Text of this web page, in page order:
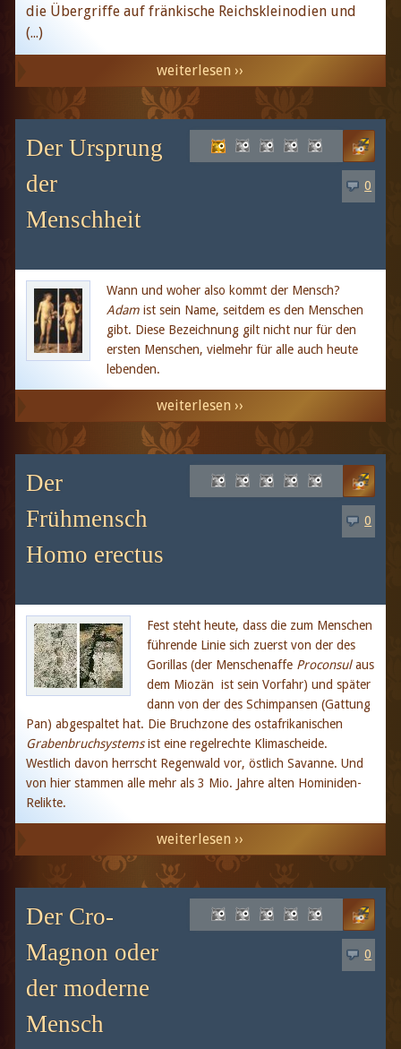
die Übergriffe auf fränkische Reichskleinodien und
(...)
weiterlesen ››
0
Der Ursprung
der
Menschheit
Wann und woher also kommt der Mensch?
Adamist sein Name, seitdem es den Menschen
gibt. Diese Bezeichnung gilt nicht nur für den
ersten Menschen, vielmehr für alle auch heute
lebenden.
weiterlesen ››
0
Der
Frühmensch
Homo erectus
Fest steht heute, dass die zum Menschen
führende Linie sich zuerst von der des
Gorillas (der Menschenaffe Proconsulaus
dem Miozän ist sein Vorfahr) und später
dann von der des Schimpansen (Gattung
Pan) abgespaltet hat. Die Bruchzone des ostafrikanischen
Grabenbruchsystemsist eine regelrechte Klimascheide.
Westlich davon herrscht Regenwald vor, östlich Savanne. Und
von hier stammen alle mehr als 3 Mio. Jahre alten Hominiden-
Relikte.
weiterlesen ››
0
Der Cro-
Magnon oder
der moderne
Mensch